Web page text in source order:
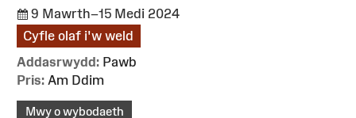
9 Mawrth–15 Medi 2024
Cyfle olaf i'w weld
Addasrwydd: Pawb
Pris: Am Ddim
Mwy o wybodaeth